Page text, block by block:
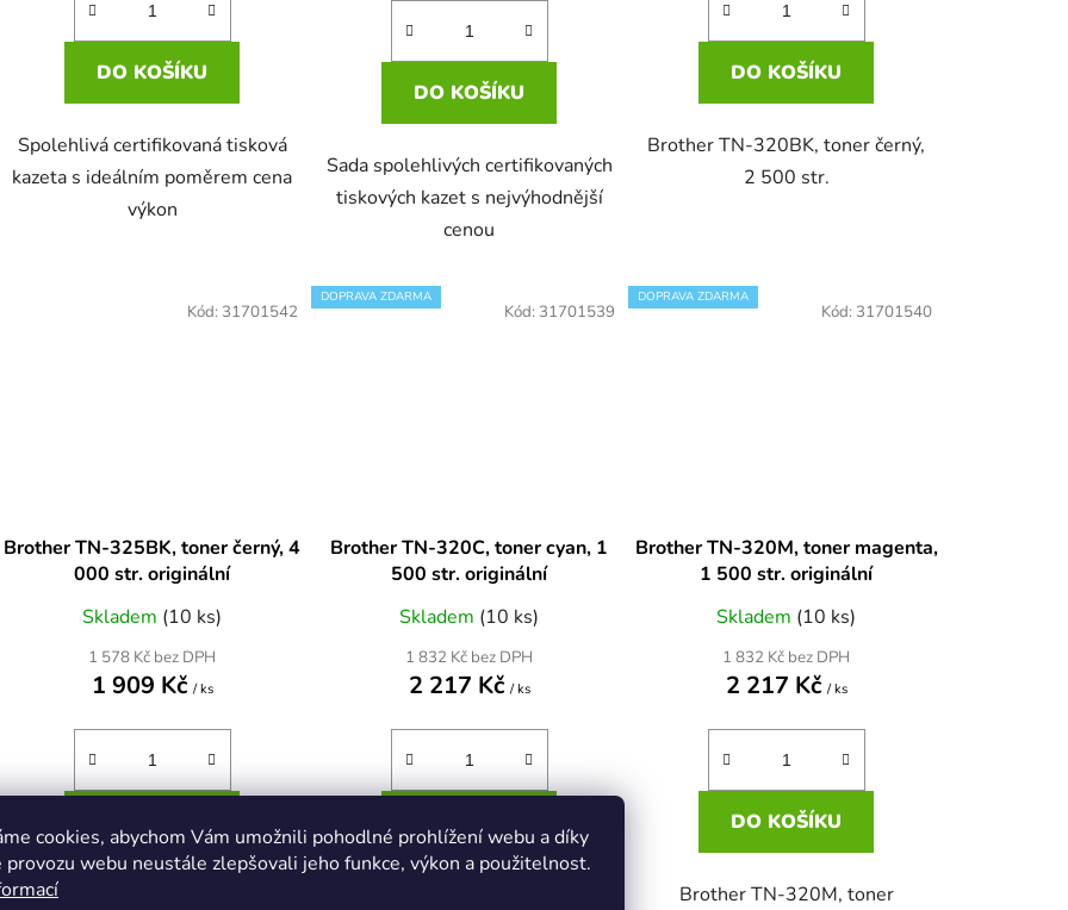
cookies, abychom Vám umožnili pohodlné prohlížení webu a díky
provozu webu neustále zlepšovali jeho funkce, výkon a použitelnost.
DO KOŠÍKU
Spolehlivá certifikovaná tisková
kazeta s ideálním poměrem cena
výkon
DO KOŠÍKU
Sada spolehlivých certifikovaných
tiskových kazet s nejvýhodnější
cenou
DO KOŠÍKU
Brother TN-320BK, toner černý,
2 500 str.
Brother TN-325BK, toner černý, 4
000 str. originální
Skladem (10 ks)
1 578 Kč bez DPH
1 909 Kč / ks
Brother TN-325BK, toner černý,
Kód: 31701542
DOPRAVA ZDARMA
Brother TN-320C, toner cyan, 1
500 str. originální
Skladem (10 ks)
1 832 Kč bez DPH
2 217 Kč / ks
DO KOŠÍKU
Kód: 31701539
DOPRAVA ZDARMA
Brother TN-320M, toner magenta,
1 500 str. originální
Skladem (10 ks)
1 832 Kč bez DPH
2 217 Kč / ks
DO KOŠÍKU
Brother TN-320M, toner
Kód: 31701540